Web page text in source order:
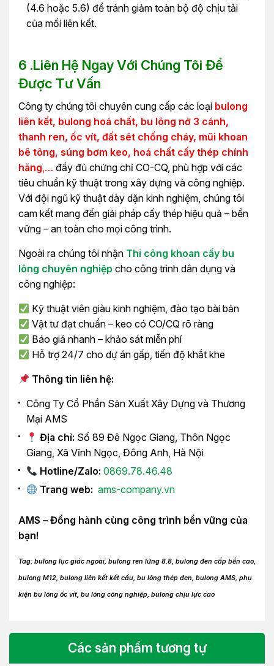
(4.6 hoặc 5.6) để tránh giảm toàn bộ độ chịu tải
của mối liên kết.
6 .Liên Hệ Ngay Với Chúng Tôi Để
Được Tư Vấn
Công ty chúng tôi chuyên cung cấp các loại bulong
liên kết, bulong hoá chất, bu lông nở 3 cánh,
thanh ren, ốc vít, đất sét chống cháy, mũi khoan
bê tông, súng bơm keo, hoá chất cấy thép chính
hãng,… đầy đủ chứng chỉ CO-CQ, phù hợp với các
tiêu chuẩn kỹ thuật trong xây dựng và công nghiệp.
Với đội ngũ kỹ thuật dày dặn kinh nghiệm, chúng tôi
cam kết mang đến giải pháp cấy thép hiệu quả – bền
vững – an toàn cho mọi công trình.
Ngoài ra chúng tôi nhận Thi công khoan cấy bu
lông chuyên nghiệp cho công trình dân dụng và
công nghiệp:
Kỹ thuật viên giàu kinh nghiệm, đào tạo bài bản
Vật tư đạt chuẩn – keo có CO/CQ rõ ràng
Báo giá nhanh – khảo sát miễn phí
Hỗ trợ 24/7 cho dự án gấp, tiến độ khắt khe
Thông tin liên hệ:
Công Ty Cổ Phần Sản Xuất Xây Dựng và Thương
Mại AMS
Địa chỉ: Số 89 Đê Ngọc Giang, Thôn Ngọc
Giang, Xã Vĩnh Ngọc, Đông Anh, Hà Nội
Hotline/Zalo: 0869.78.46.48
Trang web: ams-company.vn
AMS – Đồng hành cùng công trình bền vững của
bạn!
Tag: bulong lục giác ngoài, bulong ren lửng 8.8, bulong đen cấp bền cao,
bulong M12, bulong liên kết kết cấu, bu lông thép đen, bulong AMS, phụ
kiện bu lông ốc vít, bu lông công nghiệp, bulong chịu lực cao
Các sản phẩm tương tự